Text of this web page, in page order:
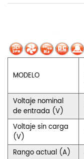
MODELO
Voltaje nominal
de entrada (V)
Voltaje sin carga
(V)
Rango actual (A)